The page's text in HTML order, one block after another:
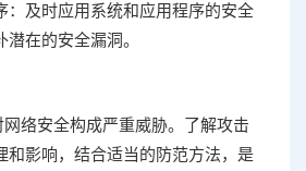
：及时应用系统和应用程序的安全
在的安全漏洞。
络安全构成严重威胁。了解攻击
和影响，结合适当的防范方法，是